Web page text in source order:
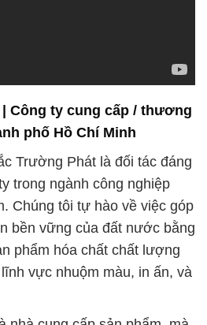
Trường Phát là đối tác đáng
trong ngành công nghiệp
Chúng tôi tự hào về việc góp
bền vững của đất nước bằng
phẩm hóa chất chất lượng
vực nhuộm màu, in ấn, và
nhà cung cấp sản phẩm, mà
của các doanh nghiệp. Sự
chúng tôi đến từ cam kết
chất lượng và đổi mới sản
tiêu chuẩn khắt khe nhất